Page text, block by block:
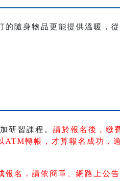
的隨身物品更能提供溫暖，
研習課程。 請於報名後，繳
ATM轉帳 ， 才算報名成功，
報名，請依簡章、網路上公